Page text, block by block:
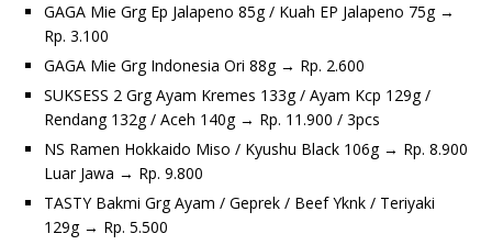
GAGA Mie Grg Ep Jalapeno 85g / Kuah EP Jalapeno 75g →
Rp. 3.100
GAGA Mie Grg Indonesia Ori 88g → Rp. 2.600
SUKSESS 2 Grg Ayam Kremes 133g / Ayam Kcp 129g /
Rendang 132g / Aceh 140g → Rp. 11.900 / 3pcs
NS Ramen Hokkaido Miso / Kyushu Black 106g → Rp. 8.900
Luar Jawa → Rp. 9.800
TASTY Bakmi Grg Ayam / Geprek / Beef Yknk / Teriyaki
129g → Rp. 5.500